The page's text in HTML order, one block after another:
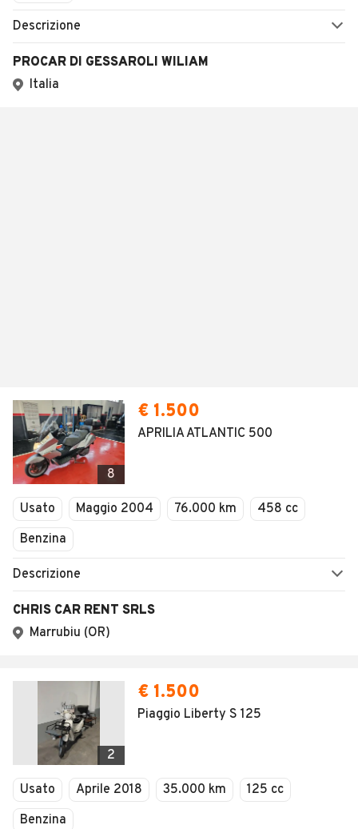
Descrizione
PROCAR DI GESSAROLI WILIAM
Italia
8
€ 1.500
APRILIA ATLANTIC 500
Usato Maggio 2004 76.000 km
458 cc
Benzina
Descrizione
CHRIS CAR RENT SRLS
Marrubiu (OR)
2
€ 1.500
Piaggio Liberty S 125
Usato Aprile 2018 35.000 km
125 cc
Benzina